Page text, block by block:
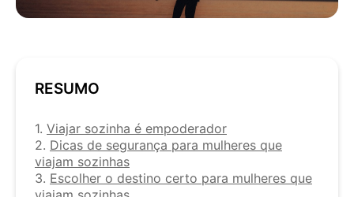
RESUMO
1. Viajar sozinha é empoderador
2. Dicas de segurança para mulheres que
viajam sozinhas
3. Escolher o destino certo para mulheres que